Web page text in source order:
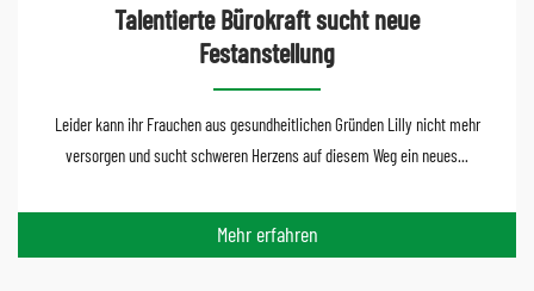
Talentierte Bürokraft sucht neue
Festanstellung
Leider kann ihr Frauchen aus gesundheitlichen Gründen Lilly nicht mehr
versorgen und sucht schweren Herzens auf diesem Weg ein neues...
Mehr erfahren